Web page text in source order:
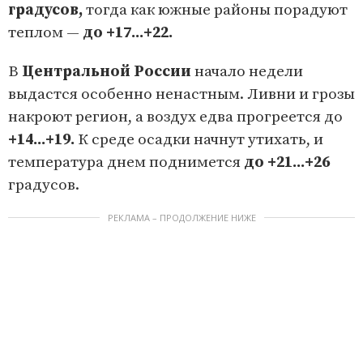
градусов,тогда как южные районы порадуют
теплом — до +17...+22.
В Центральной России начало недели
выдастся особенно ненастным. Ливни и грозы
накроют регион, а воздух едва прогреется до
+14...+19. К среде осадки начнут утихать, и
температура днем поднимется до +21...+26
градусов.
РЕКЛАМА – ПРОДОЛЖЕНИЕ НИЖЕ